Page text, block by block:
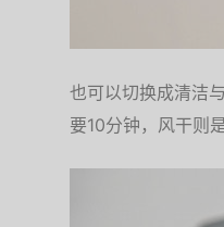
也可以切换成清洁
要10分钟，风干则